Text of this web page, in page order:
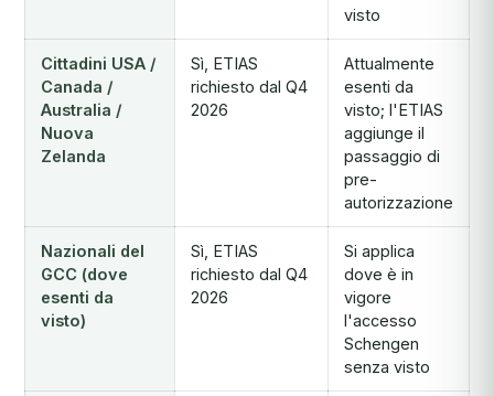
visto
Cittadini USA /
Canada /
Australia /
Nuova
Zelanda
Sì, ETIAS
richiesto dal Q4
2026
Attualmente
esenti da
visto; l'ETIAS
aggiunge il
passaggio di
pre-
autorizzazione
Nazionali del
GCC (dove
esenti da
visto)
Sì, ETIAS
richiesto dal Q4
2026
Si applica
dove è in
vigore
l'accesso
Schengen
senza visto